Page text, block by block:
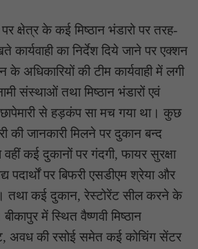
पर क्षेत्र के कई मिष्ठान भंडारो पर तरह-
कार्यवाही का निर्देश दिये जाने पर एक्शन
के अधिकारियों की टीम कार्यवाही में लगी
संस्थाओं तथा मिष्ठान भंडारों एवं
छापेमारी से हड़कंप सा मच गया था। कुछ
की जानकारी मिलने पर दुकान बन्द
कई दुकानों पर गंदगी, फायर सुरक्षा
पर बिफरी एसडीएम श्रेया और
तथा कई दुकान, रेस्टोरेंट सील करने के
में स्थित वैष्णवी मिष्ठान
अवध की रसोई समेत कई कोचिंग सेंटर